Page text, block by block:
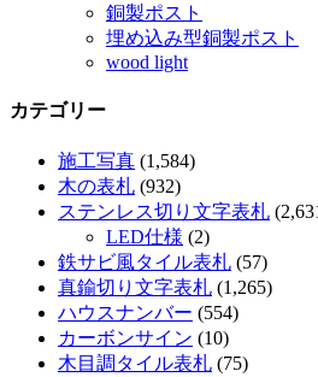
銅製ポスト
埋め込み型銅製ポスト
wood light
カテゴリー
施工写真 (1,584)
木の表札 (932)
ステンレス切り文字表札
LED仕様 (2)
鉄サビ風タイル表札 (57)
真鍮切り文字表札 (1,265)
ハウスナンバー (554)
カーボンサイン (10)
木目調タイル表札 (75)